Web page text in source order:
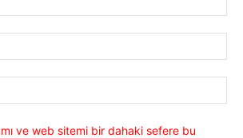
ve web sitemi bir dahaki sefere bu